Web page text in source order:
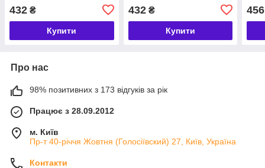
ручка, хромована.
(52804040)
432 ₴
Купити
ручка, хромована.
(52805040)
432₴
Купити
456
Про нас
98% позитивних з 173 відгуків за рік
Працює з 28.09.2012
м. Київ
Пр-т 40-річчя Жовтня (Голосіївский) 27, Київ, Україна
Контакти